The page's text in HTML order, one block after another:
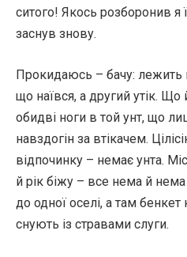
ситого! Якось розборонив я
заснув знову.
Прокидаюсь – бачу: лежить
що наївся, а другий утік. Що
обидві ноги в той унт, що
навздогін за втікачем.
відпочинку – немає унта.
й рік біжу – все нема й
до одної оселі, а там бенкет
снують із стравами слуги.